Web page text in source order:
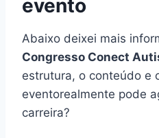
evento
Abaixo deixei mais
Congresso Conect
estrutura, o conteúdo e
eventorealmente pode
carreira?